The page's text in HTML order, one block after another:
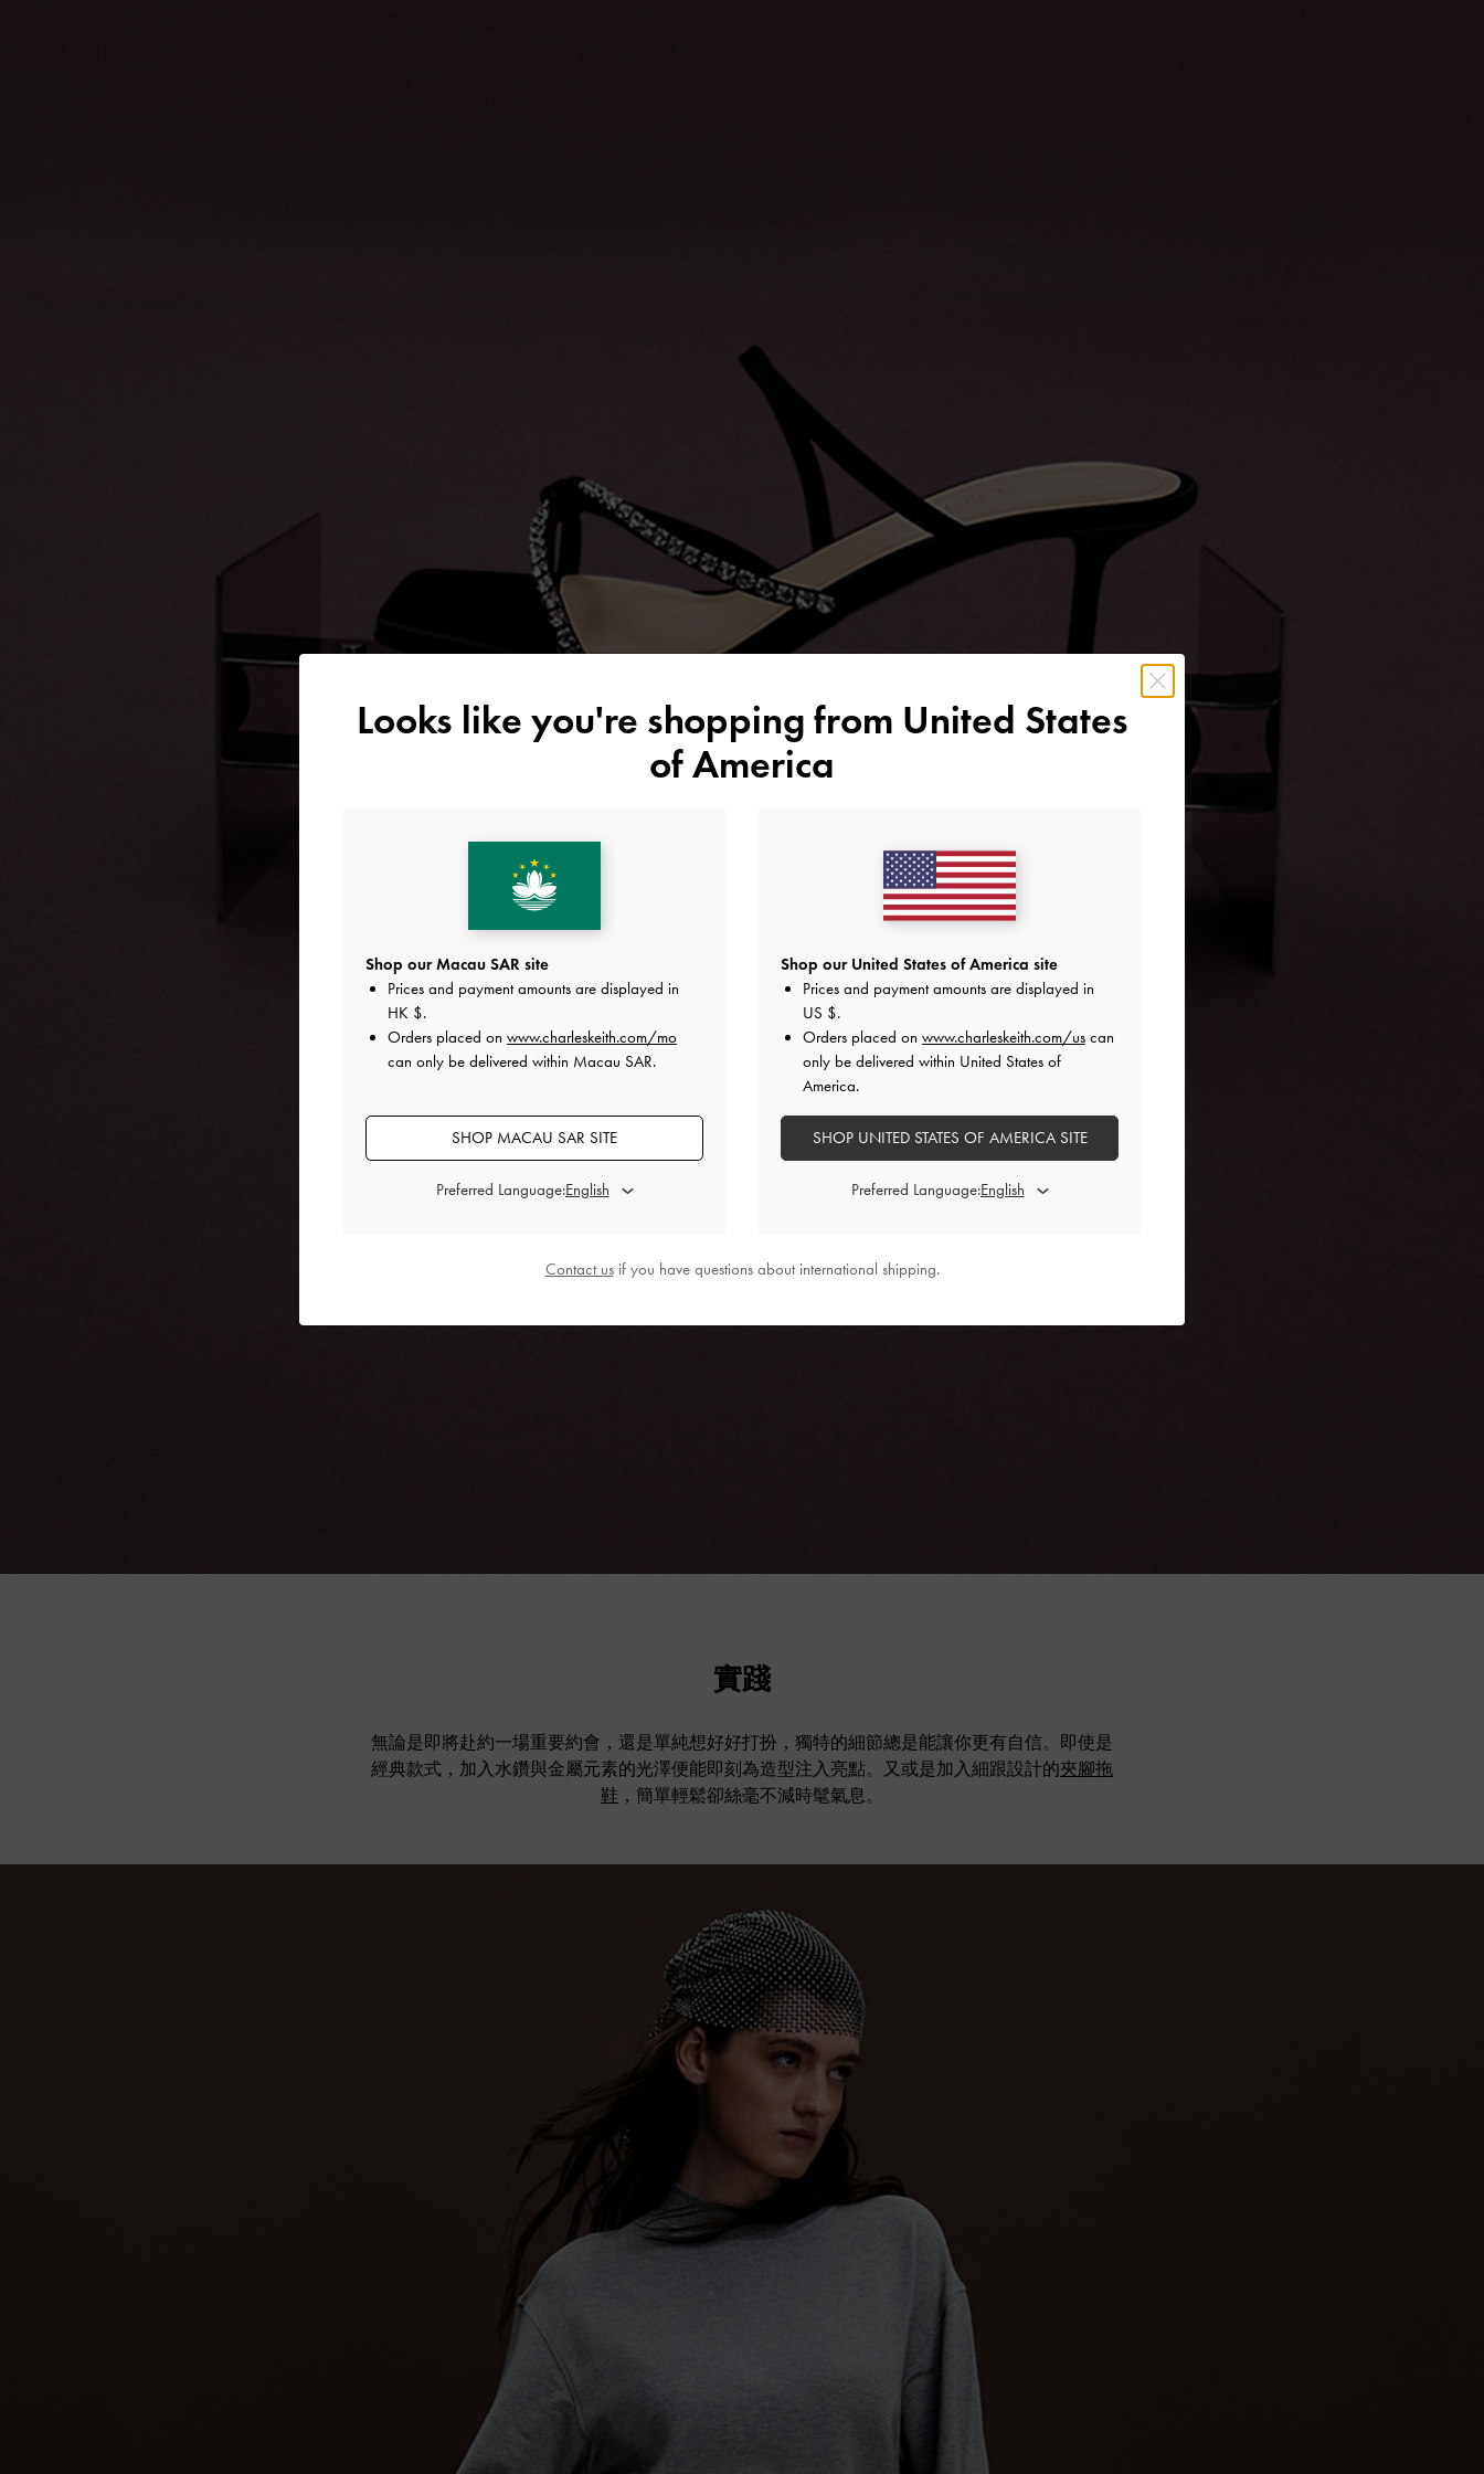
實踐
無論是即將赴約一場重要約會，還是單純想好好打扮，獨特的細節總是能讓你更有自信。即使是
經典款式，加入水鑽與金屬元素的光澤便能即刻為造型注入亮點。又或是加入細跟設計的夾腳拖
鞋 ，簡單輕鬆卻絲毫不減時髦氣息。
Looks like you're shopping from United States
of America
Shop our Macau SAR site
Prices and payment amounts are displayed in
HK $.
Orders placed on www.charleskeith.com/mo
can only be delivered within Macau SAR.
SHOP MACAU SAR SITE
Preferred Language:
Shop our United States of America site
Prices and payment amounts are displayed in
US $.
Orders placed on www.charleskeith.com/us can
only be delivered within United States of
America.
SHOP UNITED STATES OF AMERICA SITE
Preferred Language:
Contact usif you have questions about international shipping.